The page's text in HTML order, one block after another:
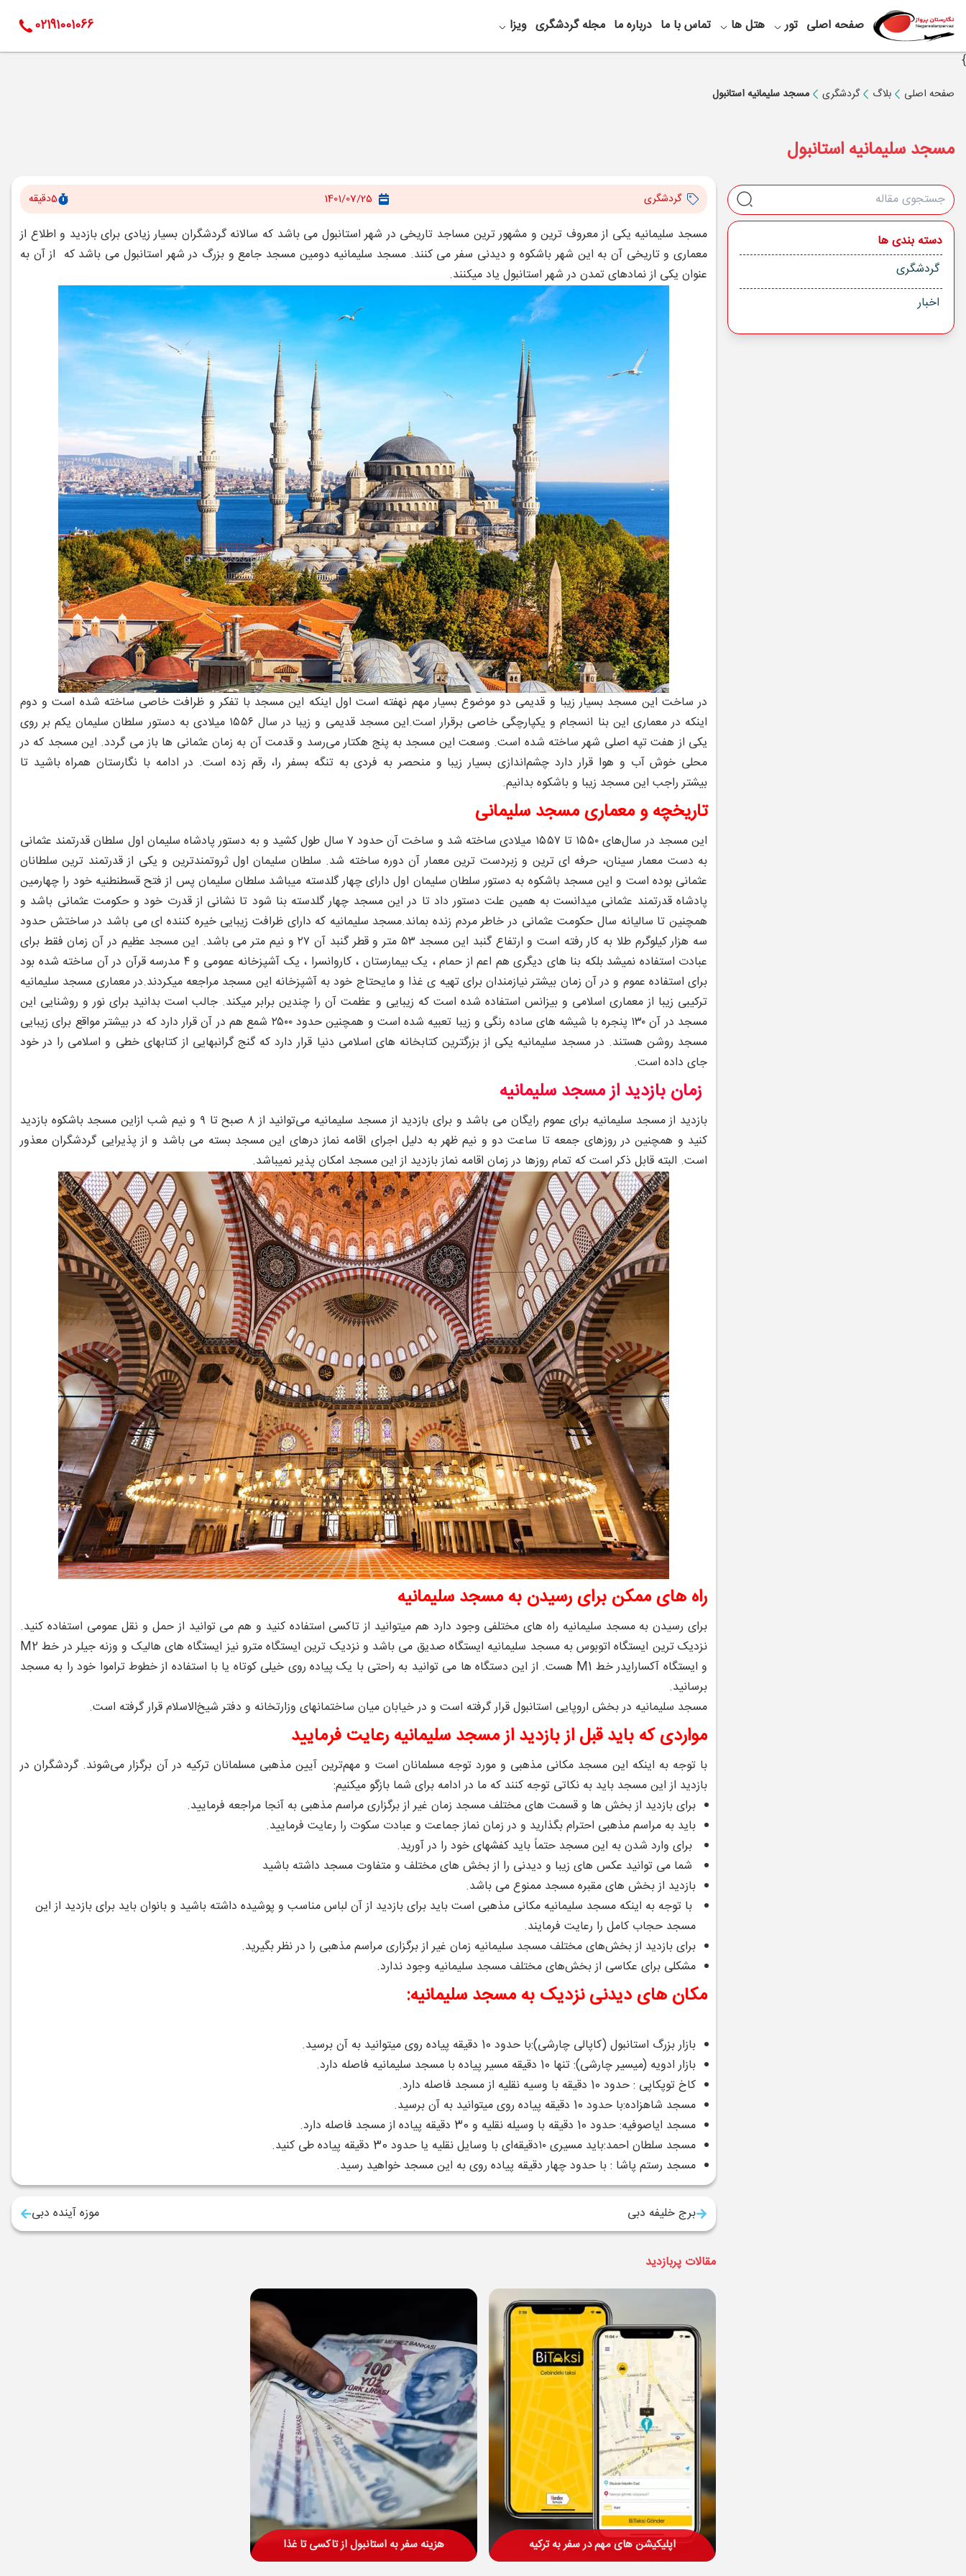
صفحه اصلی تور هتل ها تماس با ما درباره ما مجله گردشگری ویزا
02191001066
}
صفحه اصلی بلاگ گردشگری مسجد سلیمانیه استانبول
مسجد سلیمانیه استانبول
دسته بندی ها
گردشگری
اخبار
گردشگری 1401/07/25
5دقیقه
مسجد سلیمانیه یکی از معروف ترین و مشهور ترین مساجد تاریخی در شهر استانبول می باشد که سالانه گردشگران بسیار زیادی برای بازدید و اطلاع از
معماری و تاریخی آن به این شهر باشکوه و دیدنی سفر می کنند. مسجد سلیمانیه دومین مسجد جامع و بزرگ در شهر استانبول می باشد که از آن به
عنوان یکی از نمادهای تمدن در شهر استانبول یاد میکنند.
در ساخت این مسجد بسیار زیبا و قدیمی دو موضوع بسیار مهم نهفته است اول اینکه این مسجد با تفکر و ظرافت خاصی ساخته شده است و دوم
اینکه در معماری این بنا انسجام و یکپارچگی خاصی برقرار است.
این مسجد قدیمی و زیبا در سال ۱۵۵۶ میلادی به دستور سلطان سلیمان یکم بر روی
یکی از هفت تپه اصلی شهر ساخته شده است. وسعت این مسجد به پنج هکتار می‌رسد و قدمت آن به زمان عثمانی ها باز می گردد. این مسجد که در
محلی خوش آب و هوا قرار دارد چشم‌اندازی بسیار زیبا و منحصر به فردی به تنگه بسفر را، رقم زده است. در ادامه با نگارستان همراه باشید تا
بیشتر راجب این مسجد زیبا و باشکوه بدانیم.
تاریخچه و معماری مسجد سلیمانی
این مسجد در سال‌های ۱۵۵۰ تا ۱۵۵۷ میلادی ساخته شد و ساخت آن حدود ۷ سال طول کشید و به دستور پادشاه سلیمان اول سلطان قدرتمند عثمانی
به دست معمار سینان، حرفه ای ترین و زبردست ترین معمار آن دوره ساخته شد. سلطان سلیمان اول ثروتمندترین و یکی از قدرتمند ترین سلطانان
عثمانی بوده است و این مسجد باشکوه به دستور سلطان سلیمان اول دارای چهار گلدسته میباشد سلطان سلیمان پس از فتح قسطنطنیه خود را چهارمین
پادشاه قدرتمند عثمانی میدانست به همین علت دستور داد تا در این مسجد چهار گلدسته بنا شود تا نشانی از قدرت خود و حکومت عثمانی باشد و
همچنین تا سالیانه سال حکومت عثمانی در خاطر مردم زنده بماند.مسجد سلیمانیه که دارای ظرافت زیبایی خیره کننده ای می باشد در ساختش حدود
سه هزار کیلوگرم طلا به کار رفته است و ارتفاع گنبد این مسجد ۵۳ متر و قطر گنبد آن ۲۷ و نیم متر می باشد. این مسجد عظیم در آن زمان فقط برای
عبادت استفاده نمیشد بلکه بنا های دیگری هم اعم از حمام ، یک بیمارستان ، کاروانسرا ، یک آشپزخانه عمومی و ۴ مدرسه قرآن در آن ساخته شده بود
برای استفاده عموم و در آن زمان بیشتر نیازمندان برای تهیه ی غذا و مایحتاج خود به آشپزخانه این مسجد مراجعه میکردند.در معماری مسجد سلیمانیه
ترکیبی زیبا از معماری اسلامی و بیزانس استفاده شده است که زیبایی و عظمت آن را چندین برابر میکند. جالب است بدانید برای نور و روشنایی این
مسجد در آن ۱۳۰ پنجره با شیشه های ساده رنگی و زیبا تعبیه شده است و همچنین حدود ۲۵۰۰ شمع هم در آن قرار دارد که در بیشتر مواقع برای زیبایی
مسجد روشن هستند. در مسجد سلیمانیه یکی از بزرگترین کتابخانه های اسلامی دنیا قرار دارد که گنج گرانبهایی از کتابهای خطی و اسلامی را در خود
جای داده است.
زمان بازدید از مسجد سلیمانیه
بازدید از مسجد سلیمانیه برای عموم رایگان می باشد و برای بازدید از مسجد سلیمانیه می‌توانید از ۸ صبح تا ۹ و نیم شب ازاین مسجد باشکوه بازدید
کنید و همچنین در روزهای جمعه تا ساعت دو و نیم ظهر به دلیل اجرای اقامه نماز درهای این مسجد بسته می باشد و از پذیرایی گردشگران معذور
است. البته قابل ذکر است که تمام روزها در زمان اقامه نماز بازدید از این مسجد امکان پذیر نمیباشد.
راه های ممکن برای رسیدن به مسجد سلیمانیه
برای رسیدن به مسجد سلیمانیه راه های مختلفی وجود دارد هم میتوانید از تاکسی استفاده کنید و هم می توانید از حمل و نقل عمومی استفاده کنید.
نزدیک ترین ایستگاه اتوبوس به مسجد سلیمانیه ایستگاه صدیق می باشد و نزدیک ترین ایستگاه مترو نیز ایستگاه ‌های هالیک و وزنه جیلر در خط M2
و ایستگاه آکسارایدر خط M1 هست. از این دستگاه ها می توانید به راحتی با یک پیاده روی خیلی کوتاه یا با استفاده از خطوط تراموا خود را به مسجد
برسانید.
مسجد سلیمانیه در بخش اروپایی استانبول قرار گرفته است و در خیابان میان ساختمانهای وزارتخانه و دفتر شیخ‌الاسلام قرار گرفته است.
مواردی که باید قبل از بازدید از مسجد سلیمانیه رعایت فرمایید
با توجه به اینکه این مسجد مکانی مذهبی و مورد توجه مسلمانان است و مهم‌ترین آیین مذهبی مسلمانان ترکیه در آن برگزار می‌شوند. گردشگران در
بازدید از این مسجد باید به نکاتی توجه کنند که ما در ادامه برای شما بازگو میکنیم:
برای بازدید از بخش ها و قسمت های مختلف مسجد زمان غیر از برگزاری مراسم مذهبی به آنجا مراجعه فرمایید.
باید به مراسم مذهبی احترام بگذارید و در زمان نماز جماعت و عبادت سکوت را رعایت فرمایید.
برای وارد شدن به این مسجد حتماً باید کفشهای خود را در آورید.
شما می توانید عکس های زیبا و دیدنی را از بخش های مختلف و متفاوت مسجد داشته باشید
بازدید از بخش های مقبره مسجد ممنوع می باشد.
با توجه به اینکه مسجد سلیمانیه مکانی مذهبی است باید برای بازدید از آن لباس مناسب و پوشیده داشته باشید و بانوان باید برای بازدید از این
مسجد حجاب کامل را رعایت فرمایند.
برای بازدید از بخش‌های مختلف مسجد سلیمانیه زمان غیر از برگزاری مراسم مذهبی را در نظر بگیرید.
مشکلی برای عکاسی از بخش‌های مختلف مسجد سلیمانیه وجود ندارد.
مکان های دیدنی نزدیک به مسجد سلیمانیه:
بازار بزرگ استانبول (کاپالی چارشی):با حدود 10 دقیقه پیاده روی میتوانید به آن برسید.
بازار ادویه (میسیر چارشی): تنها 10 دقیقه مسیر پیاده با مسجد سلیمانیه فاصله دارد.
کاخ توپکاپی : حدود 10 دقیقه با وسیه نقلیه از مسجد فاصله دارد.
مسجد شاهزاده:با حدود 10 دقیقه پیاده روی میتوانید به آن برسید.
مسجد ایاصوفیه: حدود 10 دقیقه با وسیله نقلیه و 30 دقیقه پیاده از مسجد فاصله دارد.
مسجد سلطان احمد:باید مسیری ۱۰دقیقه‌ای با وسایل نقلیه یا حدود 30 دقیقه پیاده طی کنید.
مسجد رستم پاشا : با حدود چهار دقیقه پیاده ‌روی به این مسجد خواهید رسید.
برج خلیفه دبی موزه آینده دبی
مقالات پربازدید
اپلیکیشن های مهم در سفر به ترکیه هزینه سفر به استانبول از تاکسی تا غذا